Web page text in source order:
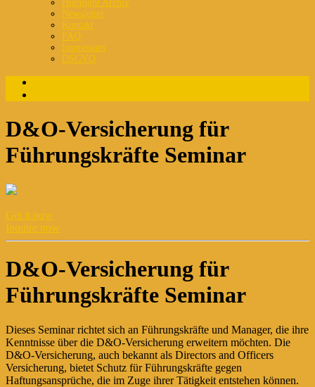
Highlight Archiv
Newsletter
Kontakt
FAQ
Impressum
DSGVO
D&O-Versicherung für
Führungskräfte Seminar
Get it now
Inquire now
D&O-Versicherung für
Führungskräfte Seminar
Dieses Seminar richtet sich an Führungskräfte und Manager, die ihre
Kenntnisse über die D&O-Versicherung erweitern möchten. Die
D&O-Versicherung, auch bekannt als Directors and Officers
Versicherung, bietet Schutz für Führungskräfte gegen
Haftungsansprüche, die im Zuge ihrer Tätigkeit entstehen können.